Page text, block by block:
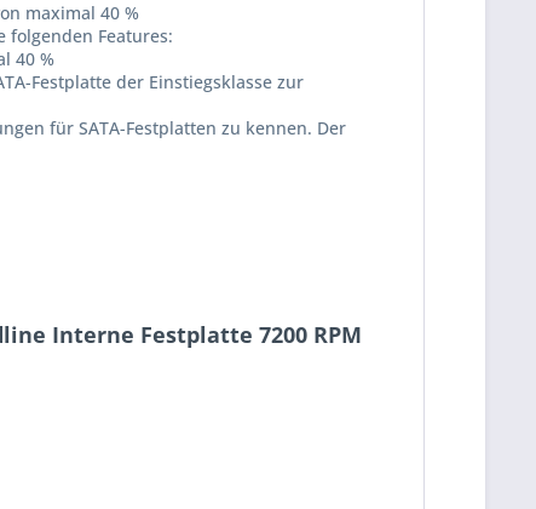
maximal 40 %
folgenden Features:
40 %
Festplatte der Einstiegsklasse zur
für SATA-Festplatten zu kennen. Der
Interne Festplatte 7200 RPM